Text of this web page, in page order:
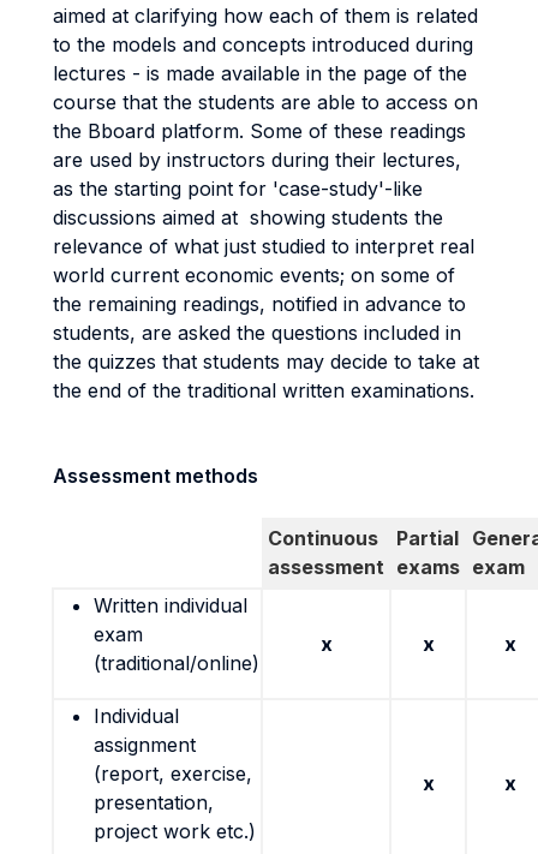
aimed at clarifying how each of them is related
to the models and concepts introduced during
lectures - is made available in the page of the
course that the students are able to access on
the Bboard platform. Some of these readings
are used by instructors during their lectures,
as the starting point for 'case-study'-like
discussions aimed at showing students the
relevance of what just studied to interpret real
world current economic events; on some of
the remaining readings, notified in advance to
students, are asked the questions included in
the quizzes that students may decide to take at
the end of the traditional written examinations.
Assessment methods
Continuous
assessment
Partial
exams exam
Written individual
exam
(traditional/online)
x x x
Individual
assignment
(report, exercise,
presentation,
project work etc.)
x x